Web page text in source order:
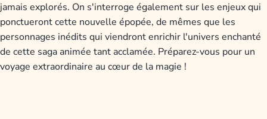
jamais explorés. On s'interroge également sur les enjeux qui
ponctueront cette nouvelle épopée, de mêmes que les
personnages inédits qui viendront enrichir l'univers enchanté
de cette saga animée tant acclamée. Préparez-vous pour un
voyage extraordinaire au cœur de la magie !